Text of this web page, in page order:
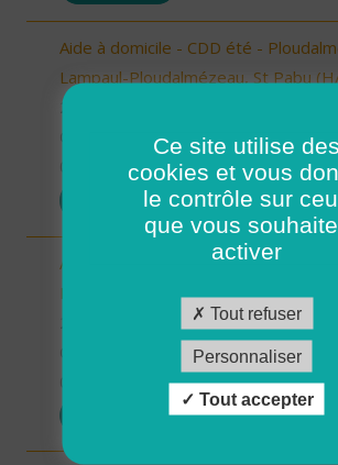
Aide à domicile - CDD été -
Lampaul-Ploudalmézeau, St Pabu
29 - Finistère
05/03/2026
Aide à domicile - CDD été -
Plouarzel/Ploumoguer (H/F)
Ce site utilise des
cookies et vous
le contrôle sur
que vous
activer
Tout refuser
Personnaliser
Tout accepter